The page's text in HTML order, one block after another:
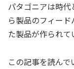
パタゴニアは時
ら製品のフィー
た製品が作られて
この記事を読ん